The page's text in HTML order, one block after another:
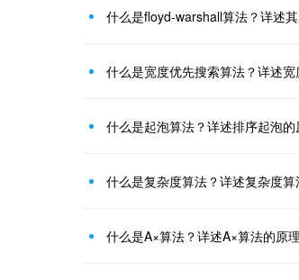
什么是起泡算法？详述排序起泡
什么是A×算法？详述A×算法的原